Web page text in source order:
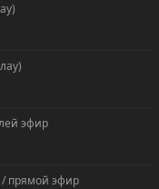
эфир
прямой эфир